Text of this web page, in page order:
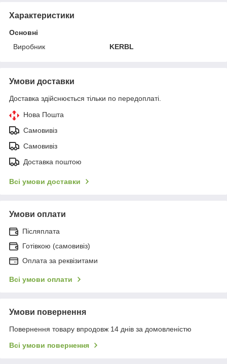
Характеристики
Основні
Виробник
KERBL
Умови доставки
Доставка здійснюється тільки по передоплаті.
Нова Пошта
Самовивіз
Самовивіз
Доставка поштою
Всі умови доставки
Умови оплати
Післяплата
Готівкою (самовивіз)
Оплата за реквізитами
Всі умови оплати
Умови повернення
Повернення товару впродовж 14 днів за домовленістю
Всі умови повернення